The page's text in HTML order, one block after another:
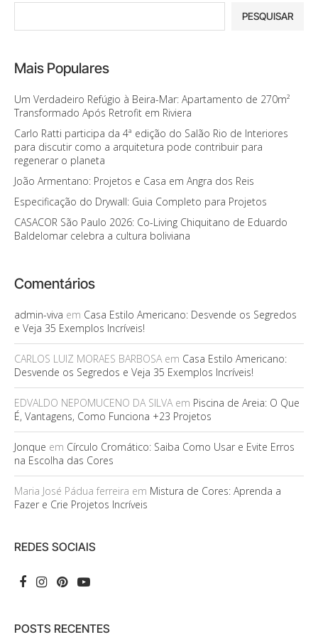
PESQUISAR
Mais Populares
Um Verdadeiro Refúgio à Beira-Mar: Apartamento de 270m²
Transformado Após Retrofit em Riviera
Carlo Ratti participa da 4ª edição do Salão Rio de Interiores
para discutir como a arquitetura pode contribuir para
regenerar o planeta
João Armentano: Projetos e Casa em Angra dos Reis
Especificação do Drywall: Guia Completo para Projetos
CASACOR São Paulo 2026: Co-Living Chiquitano de Eduardo
Baldelomar celebra a cultura boliviana
Comentários
admin-viva em Casa Estilo Americano: Desvende os Segredos
e Veja 35 Exemplos Incríveis!
CARLOS LUIZ MORAES BARBOSAem Casa Estilo Americano:
Desvende os Segredos e Veja 35 Exemplos Incríveis!
EDVALDO NEPOMUCENO DA SILVAem Piscina de Areia: O Que
É, Vantagens, Como Funciona +23 Projetos
Jonque em Círculo Cromático: Saiba Como Usar e Evite Erros
na Escolha das Cores
Maria José Pádua ferreira em Mistura de Cores: Aprenda a
Fazer e Crie Projetos Incríveis
REDES SOCIAIS
POSTS RECENTES